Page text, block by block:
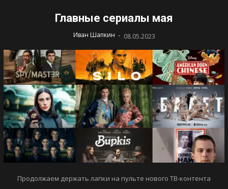
Главные сериалы мая
Иван Шапкин - 08.05.2023
Продолжаем держать лапки на пульте нового ТВ-контента